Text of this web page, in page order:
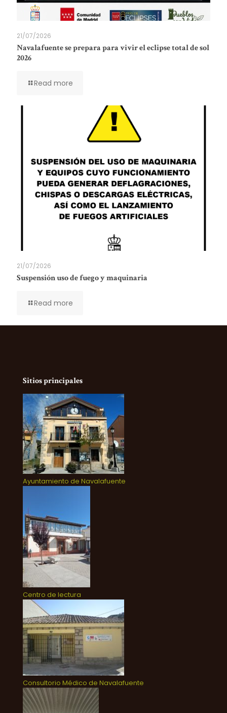
21/07/2026
Navalafuente se prepara para vivir el eclipse total de sol
2026
Read more
21/07/2026
Suspensión uso de fuego y maquinaria
Read more
Sitios principales
Ayuntamiento de Navalafuente
Centro de lectura
Consultorio Médico de Navalafuente